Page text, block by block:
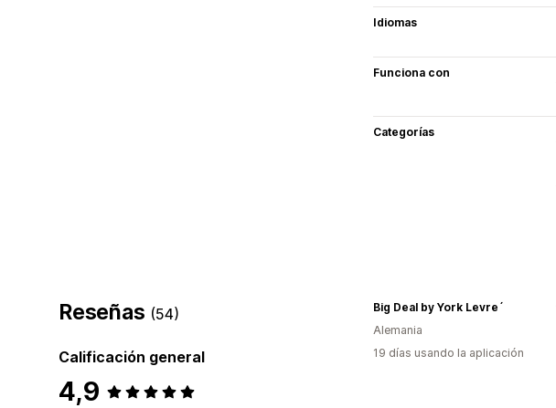
Idiomas
Funciona con
Categorías
Reseñas (54)
Calificación general
4,9
Big Deal by York Levre´
Alemania
19 días usando la aplicación